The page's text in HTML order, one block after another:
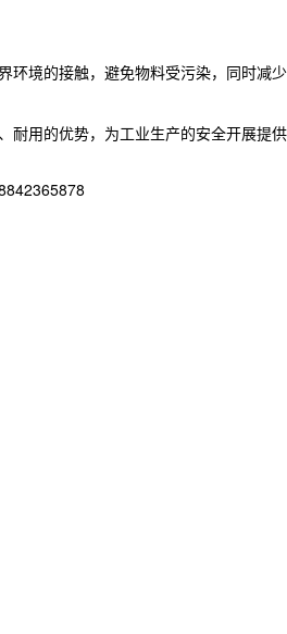
环境的接触，避免物料受污染，同时减少
耐用的优势，为工业生产的安全开展提供